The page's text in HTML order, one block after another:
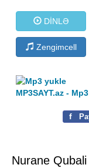
DİNLƏ
Zengimcell
MP3SAYT.az -
f
Nurane